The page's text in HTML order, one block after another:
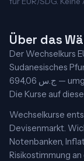
Über das
Der Wechselkurs
Sudanesisches
694,06 ج.س — umgekehrt entspricht das 0,001441 € je Einheit.
Die Kurse auf
Wechselkurse
Devisenmarkt.
Notenbanken,
Risikostimmung